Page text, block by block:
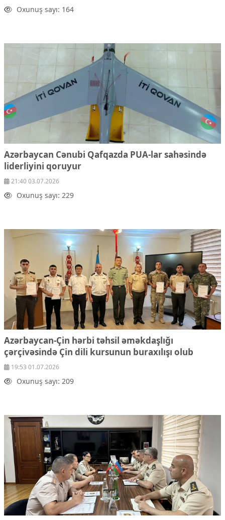
Oxunuş sayı: 164
Azərbaycan Cənubi Qafqazda PUA-lar sahəsində
liderliyini qoruyur
21:40 03.07.2026
Oxunuş sayı: 229
Azərbaycan-Çin hərbi təhsil əməkdaşlığı
çərçivəsində Çin dili kursunun buraxılışı olub
19:53 01.07.2026
Oxunuş sayı: 209